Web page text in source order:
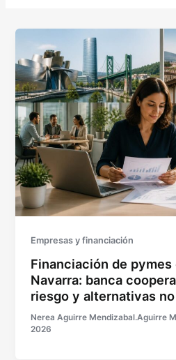
Empresas y financiación
Financiación de pymes
Navarra: banca
riesgo y alternativas
Nerea Aguirre Mendizabal.Aguirre
2026